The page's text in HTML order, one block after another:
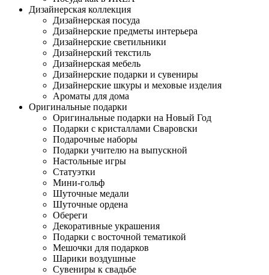
Дизайнерская коллекция
Дизайнерская посуда
Дизайнерские предметы интерьера
Дизайнерские светильники
Дизайнерский текстиль
Дизайнерская мебель
Дизайнерские подарки и сувениры
Дизайнерские шкуры и меховые изделия
Ароматы для дома
Оригинальные подарки
Оригинальные подарки на Новый Год
Подарки с кристаллами Сваровски
Подарочные наборы
Подарки учителю на выпускной
Настольные игры
Статуэтки
Мини-гольф
Шуточные медали
Шуточные ордена
Обереги
Декоративные украшения
Подарки с восточной тематикой
Мешочки для подарков
Шарики воздушные
Сувениры к свадьбе